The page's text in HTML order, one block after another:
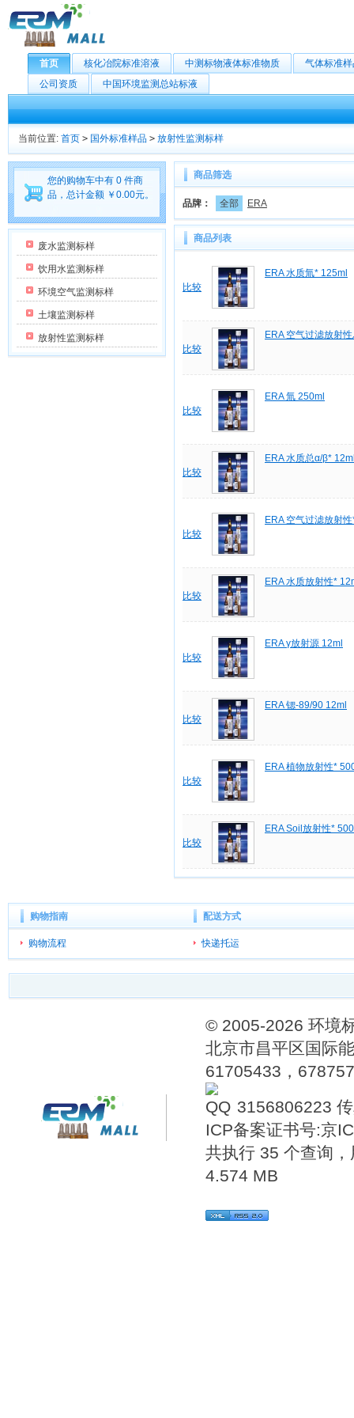
首页 核化冶院标准溶液 中测标物液体标准物质
气体标准
公司资质
中国环境监测总站标液
当前位置: 首页 > 国外标准样品 > 放射性监测标样
您的购物车中有 0 件商
品，总计金额 ￥0.00元。
废水监测标样
饮用水监测标样
环境空气监测标样
土壤监测标样
放射性监测标样
商品筛选
品牌： 全部 ERA
商品列表
比较
ERA 水质氚* 125ml
比较
ERA 空气过滤放射
比较
ERA 氚 250ml
比较
ERA 水质总α/β*
比较
ERA 空气过滤放射
比较
ERA 水质放射性*
比较
ERA γ放射源 12ml
比较
ERA 锶-89/90 12ml
比较
ERA 植物放射性*
比较
ERA Soil放射性*
购物指南
购物流程
配送方式
快递托运
© 2005-2026 环境
北京市昌平区国际
61705433，
3156806223
ICP备案证书号:京
共执行 35 个查询
4.574 MB